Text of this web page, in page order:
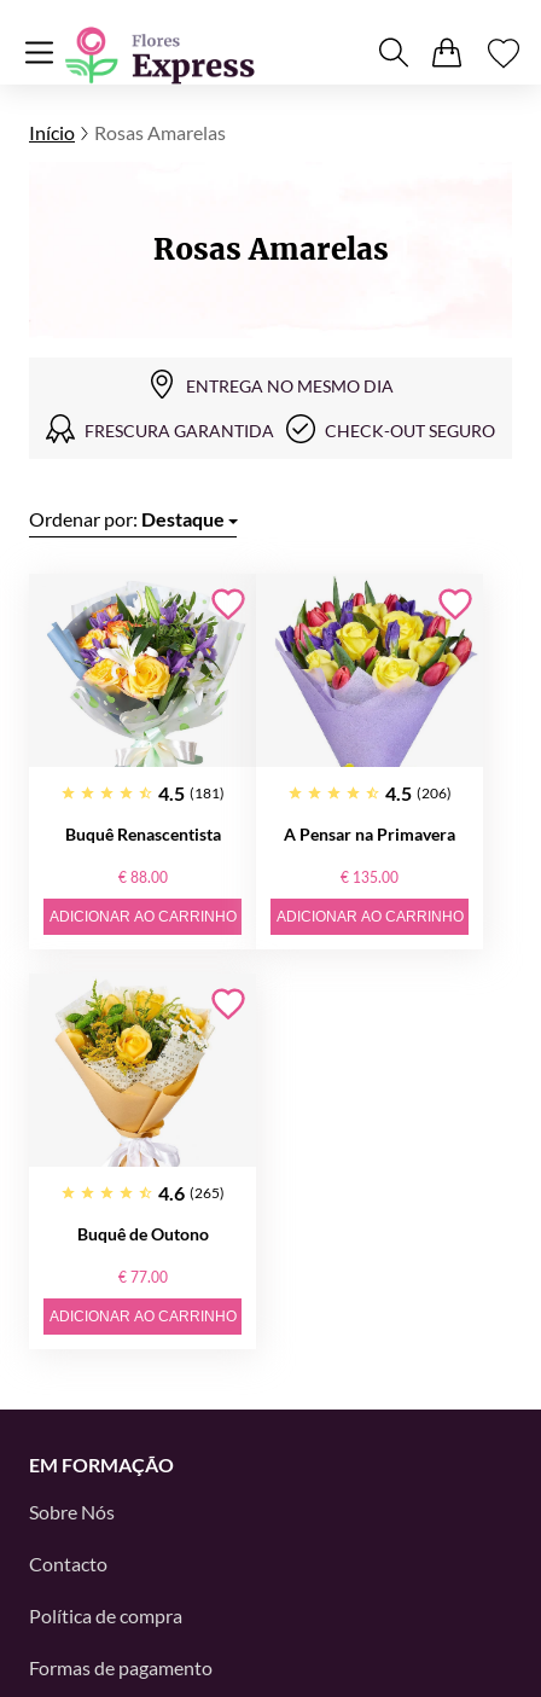
Início Rosas Amarelas
Rosas Amarelas
ENTREGA NO MESMO DIA
FRESCURA GARANTIDA CHECK-OUT SEGURO
Ordenar por: Destaque
4.5 (181)
Buquê Renascentista
€ 88.00
ADICIONAR AO CARRINHO
4.5 (206)
A Pensar na Primavera
€ 135.00
ADICIONAR AO CARRINHO
4.6 (265)
Buquê de Outono
€ 77.00
ADICIONAR AO CARRINHO
EM FORMAÇÃO
Sobre Nós
Contacto
Política de compra
Formas de pagamento